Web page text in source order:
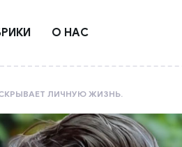
О НАС
ЛИЧНУЮ ЖИЗНЬ.